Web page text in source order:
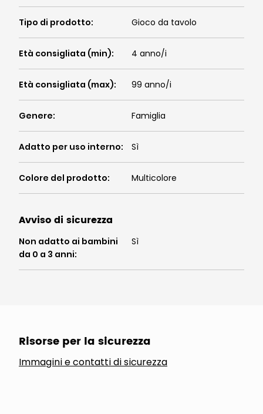
Tipo di prodotto: Gioco da tavolo
Età consigliata (min): 4 anno/i
Età consigliata (max): 99 anno/i
Genere: Famiglia
Adatto per uso interno: Sì
Colore del prodotto: Multicolore
Avviso di sicurezza
Non adatto ai bambini
da 0 a 3 anni:
Sì
Risorse per la sicurezza
Immagini e contatti di sicurezza